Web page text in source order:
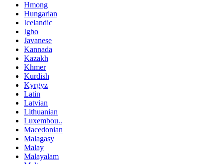
Hmong
Hungarian
Icelandic
Igbo
Javanese
Kannada
Kazakh
Khmer
Kurdish
Kyrgyz
Latin
Latvian
Lithuanian
Luxembou..
Macedonian
Malagasy
Malay
Malayalam